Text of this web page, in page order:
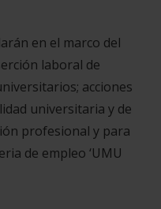
en el marco del
laboral de
acciones
universitaria y de
profesional y para
de empleo ‘UMU